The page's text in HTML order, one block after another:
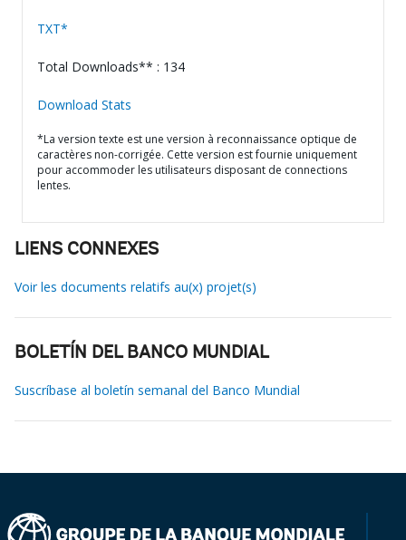
TXT*
Total Downloads** : 134
Download Stats
*La version texte est une version à reconnaissance optique de
caractères non-corrigée. Cette version est fournie uniquement
pour accommoder les utilisateurs disposant de connections
lentes.
LIENS CONNEXES
Voir les documents relatifs au(x) projet(s)
BOLETÍN DEL BANCO MUNDIAL
Suscríbase al boletín semanal del Banco Mundial